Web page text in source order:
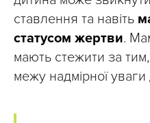
ставлення та навіть
статусом жертви.
мають стежити за
межу надмірної